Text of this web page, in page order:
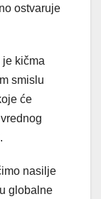
ostvaruje
kičma
smislu
će
nasilje
globalne